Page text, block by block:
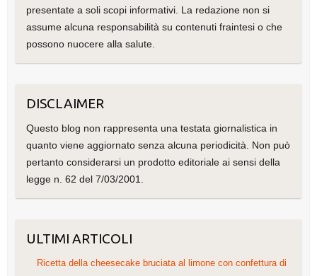
presentate a soli scopi informativi. La redazione non si
assume alcuna responsabilità su contenuti fraintesi o che
possono nuocere alla salute.
DISCLAIMER
Questo blog non rappresenta una testata giornalistica in
quanto viene aggiornato senza alcuna periodicità. Non può
pertanto considerarsi un prodotto editoriale ai sensi della
legge n. 62 del 7/03/2001.
ULTIMI ARTICOLI
Ricetta della cheesecake bruciata al limone con confettura di